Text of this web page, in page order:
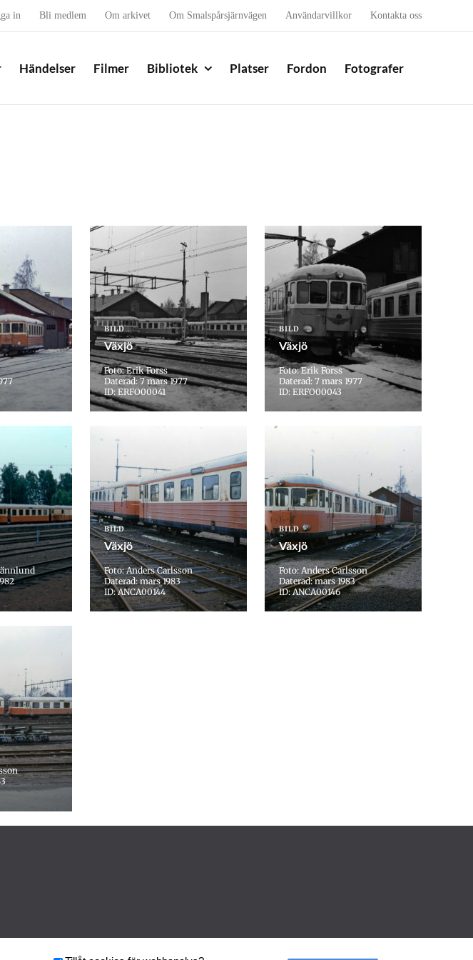
in Bli medlem Om arkivet Om Smalspårsjärnvägen Användarvillkor Kontakta oss
Händelser Filmer Bibliotek Platser Fordon Fotografer
BILD
Växjö
Foto: Erik Forss
Daterad: 7 mars 1977
ID: ERFO00041
BILD
Växjö
Foto: Erik Forss
Daterad: 7 mars 1977
ID: ERFO00043
BILD
Växjö
Foto: Anders Carlsson
Daterad: mars 1983
ID: ANCA00144
BILD
Växjö
Foto: Anders Carlsson
Daterad: mars 1983
ID: ANCA00146